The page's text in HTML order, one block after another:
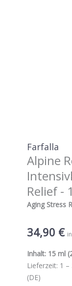
Farfalla
Alpine
Relief -
Aging Stress
34,90 €
Inhalt: 15 ml
Lieferzeit: 1 –
(DE)